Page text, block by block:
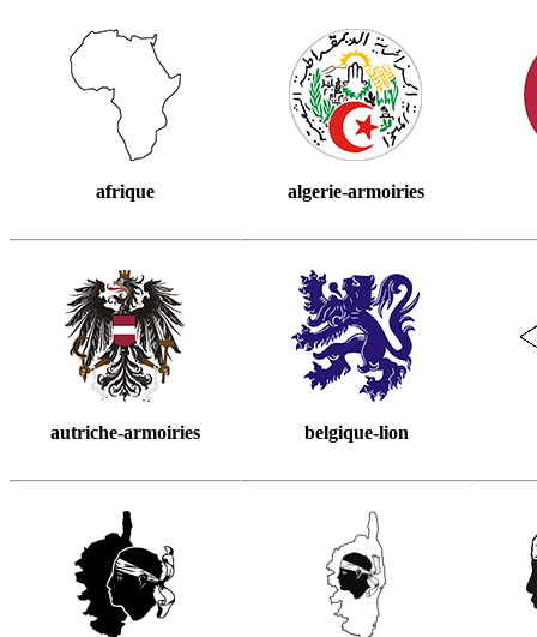
afrique algerie-armoiries
autriche-armoiries belgique-lion